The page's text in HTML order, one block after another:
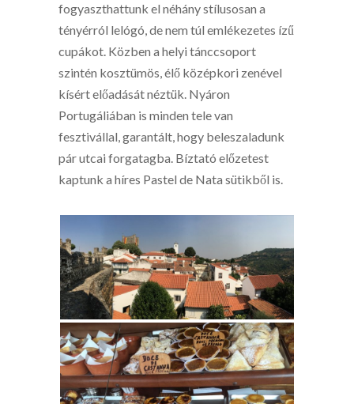
fogyaszthattunk el néhány stílusosan a
tényérról lelógó, de nem túl emlékezetes ízű
cupákot. Közben a helyi tánccsoport
szintén kosztümös, élő középkori zenével
kísért előadását néztük. Nyáron
Portugáliában is minden tele van
fesztivállal, garantált, hogy beleszaladunk
pár utcai forgatagba. Bíztató előzetest
kaptunk a híres Pastel de Nata sütikből is.